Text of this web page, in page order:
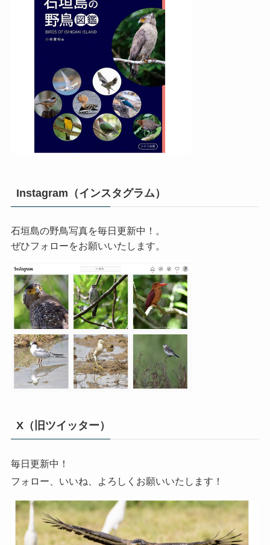
Instagram（インスタグラム）
石垣島の野鳥写真を毎日更新中！。
ぜひフォローをお願いいたします。
X（旧ツイッター）
毎日更新中！
フォロー、いいね、よろしくお願いいたします！